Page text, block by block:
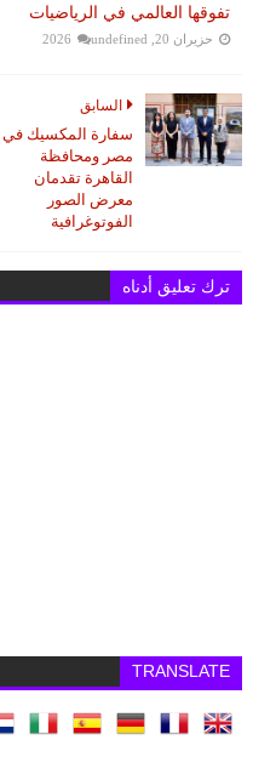
تفوقها العالمي في الرياضيات
حزيران 20, 2026 undefined
السابق
سفارة المكسيك في
مصر ومحافظة
القاهرة تقدمان
معرض الصور
الفوتوغرافية
ترك تعليق أدناه
TRANSLATE